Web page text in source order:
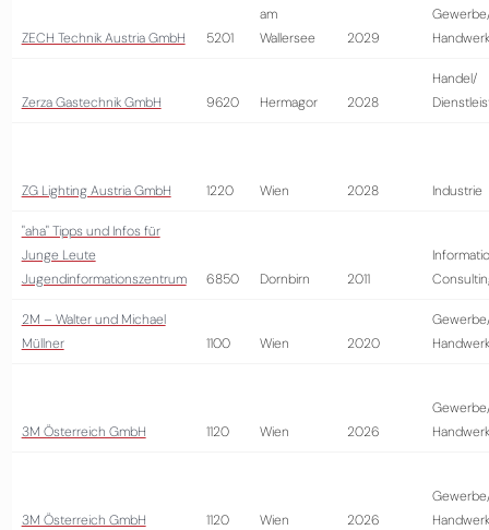
ZECH Technik Austria GmbH 5201
am
Wallersee
2029
Handwerk
Zerza Gastechnik GmbH 9620 Hermagor 2028
Handel/
ZG Lighting Austria GmbH 1220 Wien 2028 Industrie
"aha" Tipps und Infos für
Junge Leute
Jugendinformationszentrum
6850 Dornbirn 2011
2M – Walter und Michael
Müllner
1100 Wien 2020
Handwerk
3M Österreich GmbH 1120 Wien 2026
Handwerk
3M Österreich GmbH 1120 Wien 2026
Handwerk